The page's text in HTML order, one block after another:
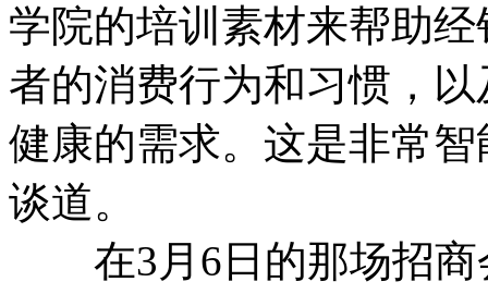
学院的培训素材来帮助
者的消费行为和习惯，
健康的需求。这是非常
谈道。
在3月6日的那场招商